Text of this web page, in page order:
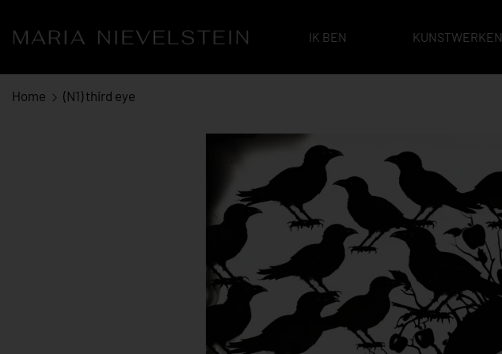
IK BEN KUNSTWERKEN
Home (N1) third eye